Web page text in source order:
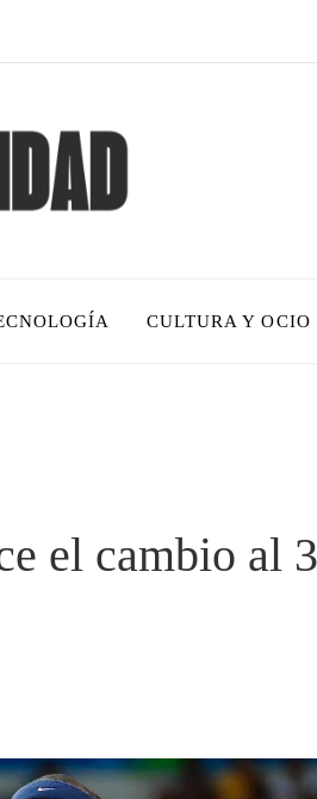
CULTURA Y OCIO
el cambio al